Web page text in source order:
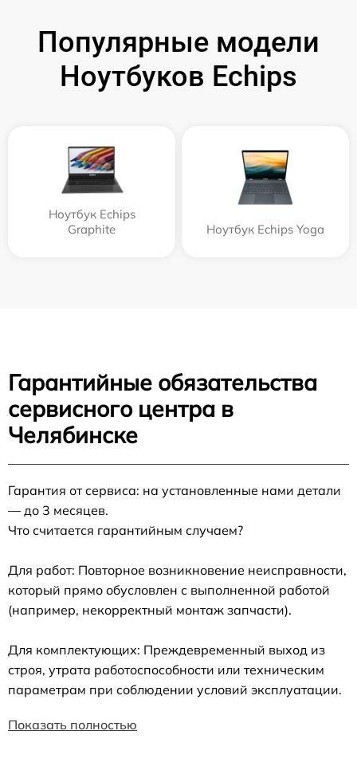
Популярные модели
Ноутбуков Echips
Ноутбук Echips
Graphite
Ноутбук Echips Yoga
Гарантийные обязательства
сервисного центра в
Челябинске
Гарантия от сервиса: на установленные нами детали
— до 3 месяцев.
Что считается гарантийным случаем?
Для работ: Повторное возникновение неисправности,
который прямо обусловлен с выполненной работой
(например, некорректный монтаж запчасти).
Для комплектующих: Преждевременный выход из
строя, утрата работоспособности или техническим
параметрам при соблюдении условий эксплуатации.
Показать полностью